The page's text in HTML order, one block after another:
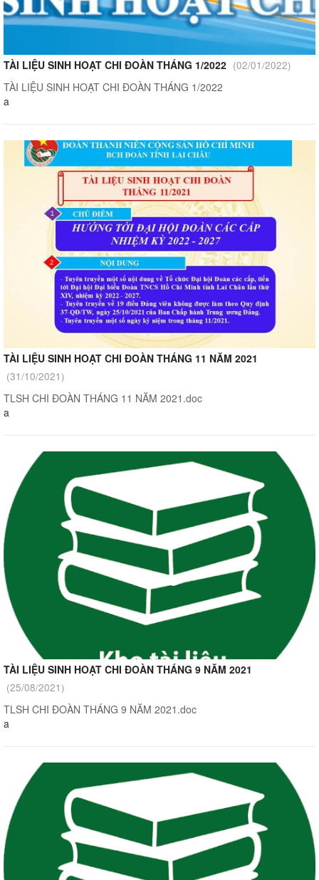
TÀI LIỆU SINH HOẠT CHI ĐOÀN THÁNG 1/2022 (02/01/2022)
TÀI LIỆU SINH HOẠT CHI ĐOÀN THÁNG 1/2022
a
TÀI LIỆU SINH HOẠT CHI ĐOÀN THÁNG 11 NĂM 2021
(31/10/2021)
TLSH CHI ĐOÀN THÁNG 11 NĂM 2021.doc
a
TÀI LIỆU SINH HOẠT CHI ĐOÀN THÁNG 9 NĂM 2021
(25/08/2021)
TLSH CHI ĐOÀN THÁNG 9 NĂM 2021.doc
a